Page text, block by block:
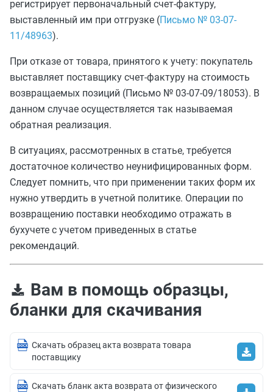
регистрирует первоначальный счет-фактуру,
выставленный им при отгрузке (Письмо № 03-07-
11/48963).
При отказе от товара, принятого к учету: покупатель
выставляет поставщику счет-фактуру на стоимость
возвращаемых позиций (Письмо № 03-07-09/18053). В
данном случае осуществляется так называемая
обратная реализация.
В ситуациях, рассмотренных в статье, требуется
достаточное количество неунифицированных форм.
Следует помнить, что при применении таких форм их
нужно утвердить в учетной политике. Операции по
возвращению поставки необходимо отражать в
бухучете с учетом приведенных в статье
рекомендаций.
Вам в помощь образцы,
бланки для скачивания
Скачать образец акта возврата товара
поставщику
Скачать бланк акта возврата от физического